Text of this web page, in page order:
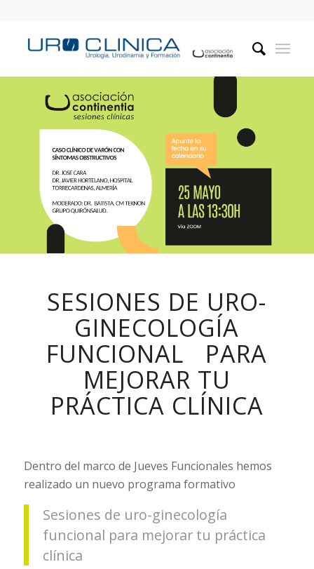
SESIONES DE URO-
GINECOLOGÍA
FUNCIONAL PARA
MEJORAR TU
PRÁCTICA CLÍNICA
Dentro del marco de Jueves Funcionales hemos
realizado un nuevo programa formativo
Sesiones de uro-ginecología
funcional para mejorar tu práctica
clínica